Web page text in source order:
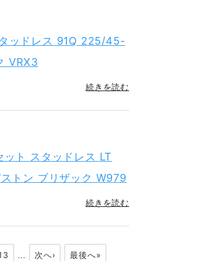
ッドレス 91Q 225/45-
VRX3
続きを読む
ト スタッドレス LT
トン ブリザック W979
続きを読む
… 次へ› 最後へ»